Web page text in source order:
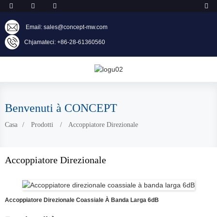
Email: sales@concept-mw.com
Chjamateci: +86-28-61360560
Benvenuti à CONCEPT
Casa Prodotti Accoppiatore Direzionale
Accoppiatore Direzionale
Accoppiatore Direzionale Coassiale À Banda Larga 6dB